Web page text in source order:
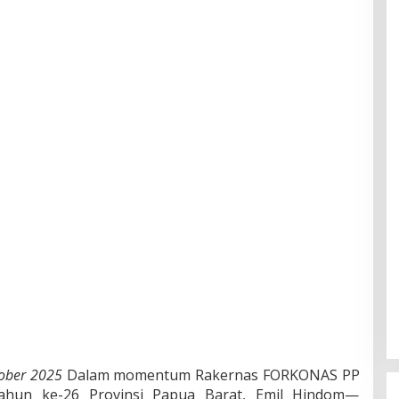
2025 Dalam momentum Rakernas FORKONAS PP
ke-26 Provinsi Papua Barat, Emil Hindom—